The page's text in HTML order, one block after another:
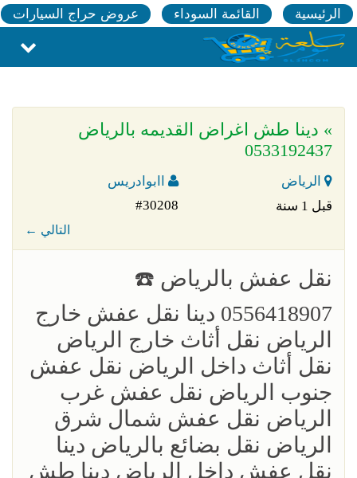
الرئيسية القائمة السوداء عروض حراج السيارات
» دينا طش اغراض القديمه بالرياض
0533192437
الرياض
اابوادريس
قبل 1 سنة
#30208
← التالي
‏نقل عفش بالرياض ☎️
0556418907 دينا نقل عفش خارج
الرياض نقل أثاث خارج الرياض
نقل أثاث داخل الرياض نقل عفش
جنوب الرياض نقل عفش غرب
الرياض نقل عفش شمال شرق
الرياض نقل بضائع بالرياض دينا
نقل عفش داخل الرياض دينا طش